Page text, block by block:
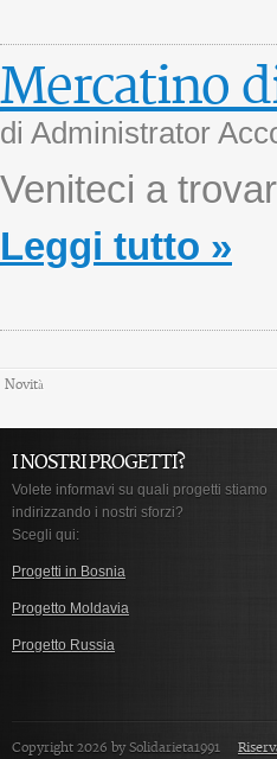
Mercatino
di Administrator
Veniteci a
Leggi tutto »
Novità
I NOSTRI PROGETTI?
Volete informavi su quali progetti stiamo
indirizzando i nostri sforzi?
Scegli qui:
Progetti in Bosnia
Progetto Moldavia
Progetto Russia
Copyright 2026 by Solidarieta1991